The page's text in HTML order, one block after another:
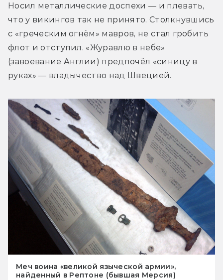
Носил металлические доспехи — и плевать,
что у викингов так не принято. Столкнувшись
с «греческим огнём» мавров, не стал гробить
флот и отступил. «Журавлю в небе»
(завоевание Англии) предпочёл «синицу в
руках» — владычество над Швецией.
Меч воина «великой языческой армии»,
найденный в Рептоне (бывшая Мерсия)